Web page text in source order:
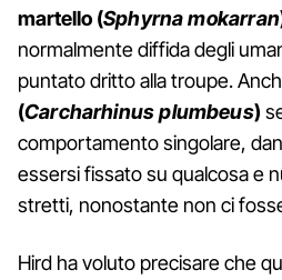
martello (Sphyrna mokarran
normalmente diffida degli
puntato dritto alla troupe.
(Carcharhinus plumbeus)
comportamento singolare,
essersi fissato su qualcosa e
stretti, nonostante non ci
Hird ha voluto precisare che